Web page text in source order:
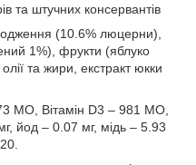
та штучних консервантів
(10.6% люцерни),
1%), фрукти (яблуко
та жири, екстракт юкки
МО, Вітамін D3 – 981 МО,
йод – 0.07 мг, мідь – 5.93